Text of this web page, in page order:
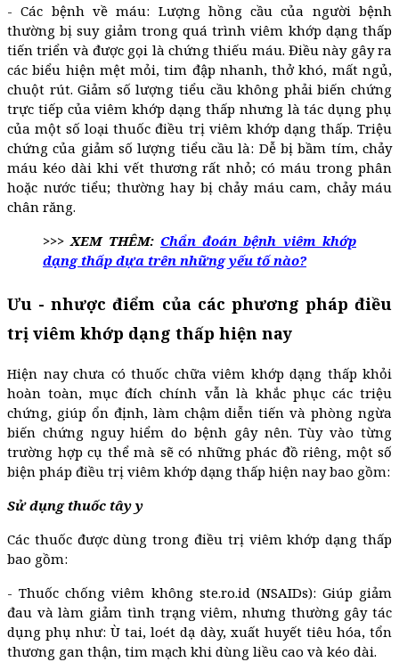
- Các bệnh về máu: Lượng hồng cầu của người bệnh
thường bị suy giảm trong quá trình viêm khớp dạng thấp
tiến triển và được gọi là chứng thiếu máu. Điều này gây ra
các biểu hiện mệt mỏi, tim đập nhanh, thở khó, mất ngủ,
chuột rút. Giảm số lượng tiểu cầu không phải biến chứng
trực tiếp của viêm khớp dạng thấp nhưng là tác dụng phụ
của một số loại thuốc điều trị viêm khớp dạng thấp. Triệu
chứng của giảm số lượng tiểu cầu là: Dễ bị bầm tím, chảy
máu kéo dài khi vết thương rất nhỏ; có máu trong phân
hoặc nước tiểu; thường hay bị chảy máu cam, chảy máu
chân răng.
>>> XEM THÊM: Chẩn đoán bệnh viêm khớp
dạng thấp dựa trên những yếu tố nào?
Ưu - nhược điểm của các phương pháp điều
trị viêm khớp dạng thấp hiện nay
Hiện nay chưa có thuốc chữa viêm khớp dạng thấp khỏi
hoàn toàn, mục đích chính vẫn là khắc phục các triệu
chứng, giúp ổn định, làm chậm diễn tiến và phòng ngừa
biến chứng nguy hiểm do bệnh gây nên. Tùy vào từng
trường hợp cụ thể mà sẽ có những phác đồ riêng, một số
biện pháp điều trị viêm khớp dạng thấp hiện nay bao gồm:
Sử dụng thuốc tây y
Các thuốc được dùng trong điều trị viêm khớp dạng thấp
bao gồm:
- Thuốc chống viêm không ste.ro.id (NSAIDs): Giúp giảm
đau và làm giảm tình trạng viêm, nhưng thường gây tác
dụng phụ như: Ù tai, loét dạ dày, xuất huyết tiêu hóa, tổn
thương gan thận, tim mạch khi dùng liều cao và kéo dài.